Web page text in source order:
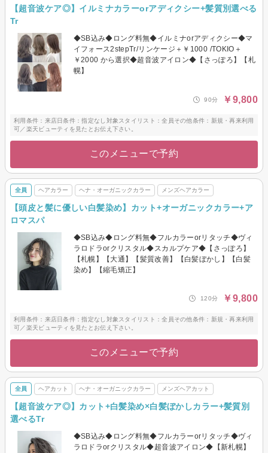
【超音波ケア◎】イルミナカラーorアディクシー+髪質別選べる
Tr
◆SB込み◆ロング料無◆イルミナorアディクシー◆マ
イフォース2stepTr/リンケージ＋￥1000 /TOKIO＋
￥2000 から選択◆超音波アイロン◆【さっぽろ】【札
幌】
90分 ￥9,800
利用条件：来店日条件：指定なし対象スタイリスト：全員その他条件：新規・再来利用
可／楽天ビューティを見たとお伝え下さい。
このメニューで予約
全員 ヘアカラー ヘナ・オーガニックカラー メンズヘアカラー
【頭皮と髪に優しい白髪染め】カット+オーガニックカラー+ア
ロマスパ
◆SB込み◆ロング料無◆フルカラーorリタッチ◆ヴィ
ラロドラorクリスタル◆スカルプケア◆【さっぽろ】
【札幌】【大通】【髪質改善】【白髪ぼかし】【白髪
染め】【縮毛矯正】
120分 ￥9,800
利用条件：来店日条件：指定なし対象スタイリスト：全員その他条件：新規・再来利用
可／楽天ビューティを見たとお伝え下さい。
このメニューで予約
全員 ヘアカット ヘナ・オーガニックカラー メンズヘアカット
【超音波ケア◎】カット+白髪染め×白髪ぼかしカラー+髪質別
選べるTr
◆SB込み◆ロング料無◆フルカラーorリタッチ◆ヴィ
ラロドラorクリスタル◆超音波アイロン◆【新札幌】